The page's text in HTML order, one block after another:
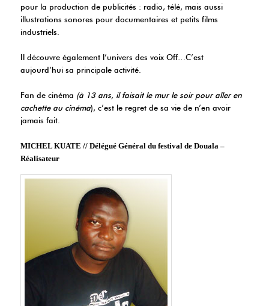
pour la production de publicités : radio, télé, mais aussi
illustrations sonores pour documentaires et petits films
industriels.
Il découvre également l’univers des voix Off…C’est
aujourd’hui sa principale activité.
Fan de cinéma (à 13 ans, il faisait le mur le soir pour aller en
cachette au cinéma), c’est le regret de sa vie de n’en avoir
jamais fait.
MICHEL KUATE // Délégué Général du festival de Douala –
Réalisateur